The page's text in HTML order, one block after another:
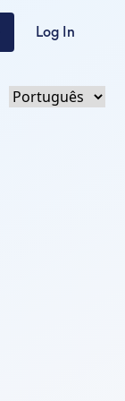
Log In